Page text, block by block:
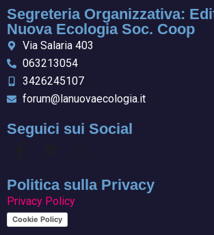
Segreteria Organizzativa:
Nuova Ecologia Soc. Coop
Via Salaria 403
063213054
3426245107
forum@lanuovaecologia.it
Seguici sui Social
Politica sulla Privacy
Privacy Policy
Cookie Policy